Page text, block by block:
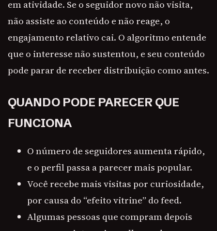
em atividade. Se o seguidor novo não visita,
não assiste ao conteúdo e não reage, o
engajamento relativo cai. O algoritmo entende
que o interesse não sustentou, e seu conteúdo
pode parar de receber distribuição como antes.
QUANDO PODE PARECER QUE
FUNCIONA
O número de seguidores aumenta rápido,
e o perfil passa a parecer mais popular.
Você recebe mais visitas por curiosidade,
por causa do “efeito vitrine” do feed.
Algumas pessoas que compram depois